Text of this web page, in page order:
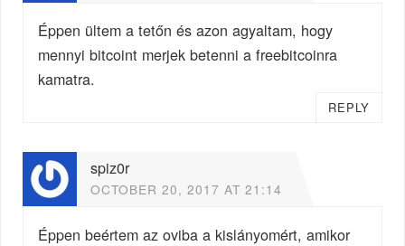
Éppen ültem a tetőn és azon agyaltam, hogy
mennyi bitcoint merjek betenni a freebitcoinra
kamatra.
REPLY
spiz0r
OCTOBER 20, 2017 AT 21:14
Éppen beértem az oviba a kislányomért, amikor